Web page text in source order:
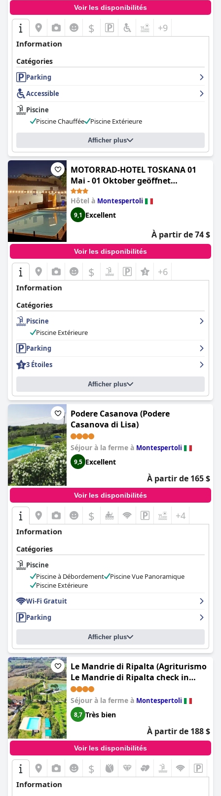
Voir les disponibilités
$ +9
Information
Catégories
Parking
Accessible
Piscine
Piscine Chauffée
Piscine Extérieure
Afficher plus
MOTORRAD-HOTEL TOSKANA 01
Mai - 01 Oktober geöffnet
(Motorrad-Hotel Toskana - bei
Giorgio den besten Preis)
Hôtel à Montespertoli
9,1 Excellent
À partir de 74 $
Voir les disponibilités
$ +6
Information
Catégories
Piscine
Piscine Extérieure
Parking
3 Étoiles
Afficher plus
Podere Casanova (Podere
Casanova di Lisa)
Séjour à la ferme à Montespertoli
9,5 Excellent
À partir de 165 $
Voir les disponibilités
$ +4
Information
Catégories
Piscine
Piscine à Débordement
Piscine Vue Panoramique
Piscine Extérieure
Wi-Fi Gratuit
Parking
Afficher plus
Le Mandrie di Ripalta (Agriturismo
Le Mandrie di Ripalta check in
15,00 - 19,00)
Séjour à la ferme à Montespertoli
8,7 Très bien
À partir de 188 $
Voir les disponibilités
$
Information